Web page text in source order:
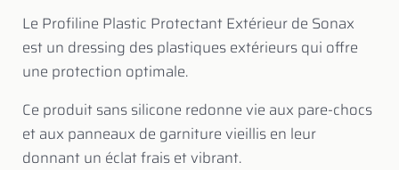
Le Profiline Plastic Protectant Extérieur de Sonax
est un dressing des plastiques extérieurs qui offre
une protection optimale.
Ce produit sans silicone redonne vie aux pare-chocs
et aux panneaux de garniture vieillis en leur
donnant un éclat frais et vibrant.